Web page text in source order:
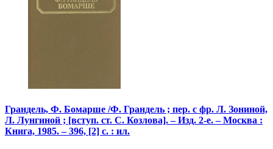
Грандель, Ф. Бомарше /Ф. Грандель ; пер. с фр. Л. Зониной,
Л. Лунгиной ; [вступ. ст. С. Козлова]. – Изд. 2-е. – Москва :
Книга, 1985. – 396, [2] с. : ил.